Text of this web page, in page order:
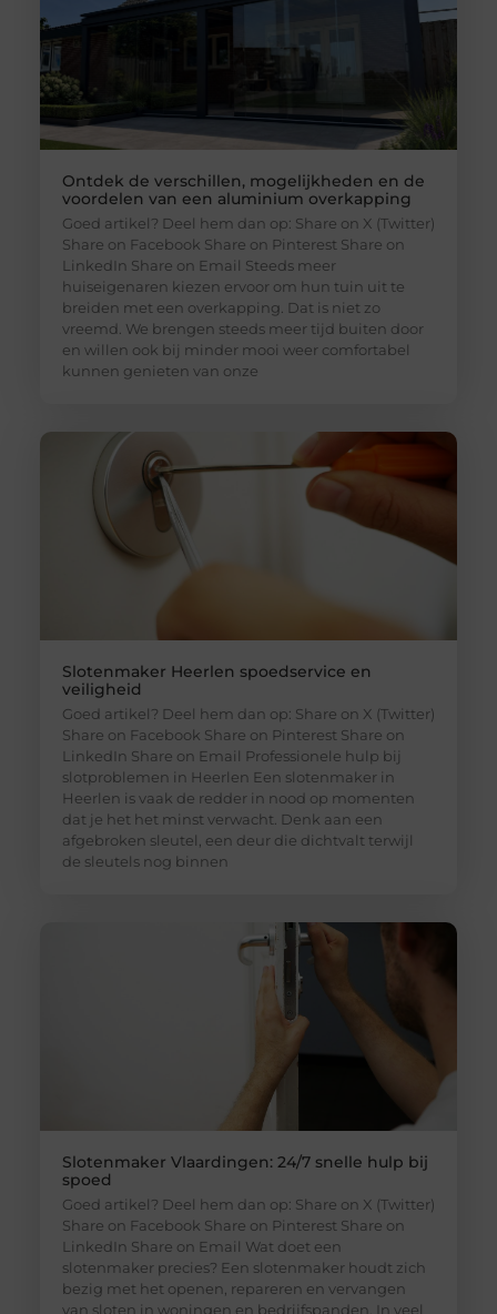
Ontdek de verschillen, mogelijkheden en de
voordelen van een aluminium overkapping
Goed artikel? Deel hem dan op: Share on X (Twitter)
Share on Facebook Share on Pinterest Share on
LinkedIn Share on Email Steeds meer
huiseigenaren kiezen ervoor om hun tuin uit te
breiden met een overkapping. Dat is niet zo
vreemd. We brengen steeds meer tijd buiten door
en willen ook bij minder mooi weer comfortabel
kunnen genieten van onze
Slotenmaker Heerlen spoedservice en
veiligheid
Goed artikel? Deel hem dan op: Share on X (Twitter)
Share on Facebook Share on Pinterest Share on
LinkedIn Share on Email Professionele hulp bij
slotproblemen in Heerlen Een slotenmaker in
Heerlen is vaak de redder in nood op momenten
dat je het het minst verwacht. Denk aan een
afgebroken sleutel, een deur die dichtvalt terwijl
de sleutels nog binnen
Slotenmaker Vlaardingen: 24/7 snelle hulp bij
spoed
Goed artikel? Deel hem dan op: Share on X (Twitter)
Share on Facebook Share on Pinterest Share on
LinkedIn Share on Email Wat doet een
slotenmaker precies? Een slotenmaker houdt zich
bezig met het openen, repareren en vervangen
van sloten in woningen en bedrijfspanden. In veel